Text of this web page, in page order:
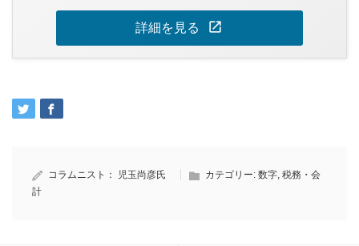
詳細を見る open_in_new
コラムニスト： 児玉尚彦氏 カテゴリー: 数字 税務・会
計